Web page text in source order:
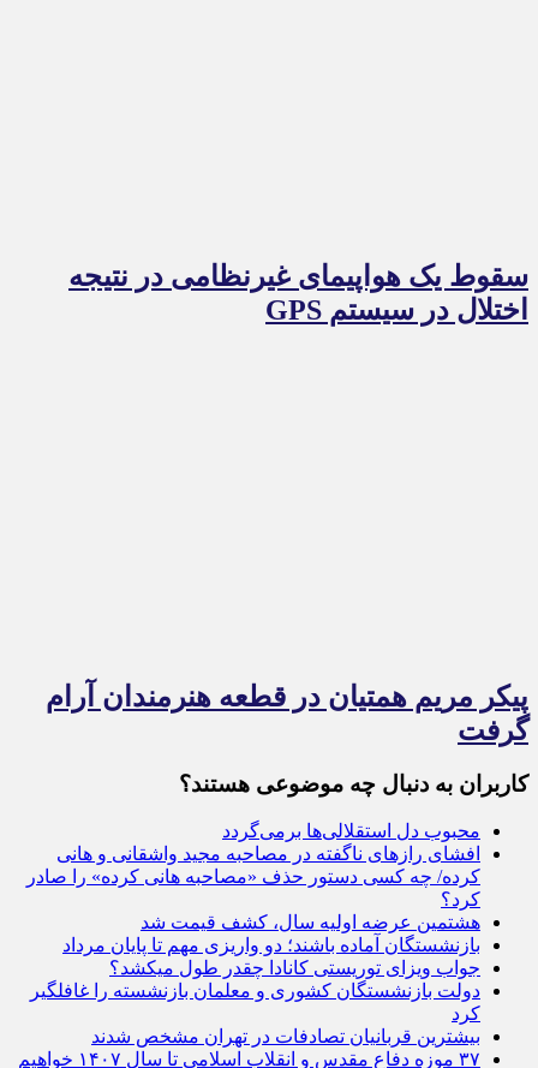
سقوط یک هواپیمای غیرنظامی در نتیجه
اختلال در سیستم‌ GPS
پیکر مریم همتیان در قطعه هنرمندان آرام
گرفت
کاربران به دنبال چه موضوعی هستند؟
محبوب دل استقلالی‌ها برمی‌گردد
افشای راز‌های ناگفته در مصاحبه مجید واشقانی و هانی
کرده/ چه کسی دستور حذف «مصاحبه هانی کرده» را صادر
کرد؟
هشتمین عرضه اولیه سال، کشف قیمت شد
بازنشستگان آماده باشند؛ دو واریزی مهم تا پایان مرداد
جواب ویزای توریستی کانادا چقدر طول میکشد؟
دولت بازنشستگان کشوری و معلمان بازنشسته را غافلگیر
کرد
بیشترین قربانیان تصادفات در تهران مشخص شدند
۳۷ موزه دفاع مقدس و انقلاب اسلامی تا سال ۱۴۰۷ خواهیم